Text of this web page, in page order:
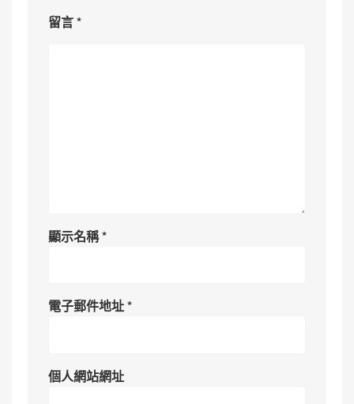
留言*
顯示名稱*
電子郵件地址*
個人網站網址